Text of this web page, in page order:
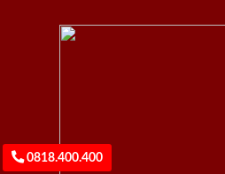
0818.400.400